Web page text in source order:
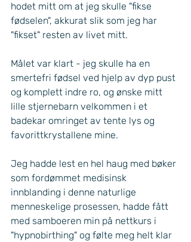
hodet mitt om at jeg skulle "fikse
fødselen", akkurat slik som jeg har
"fikset" resten av livet mitt.
Målet var klart - jeg skulle ha en
smertefri fødsel ved hjelp av dyp pust
og komplett indre ro, og ønske mitt
lille stjernebarn velkommen i et
badekar omringet av tente lys og
favorittkrystallene mine.
Jeg hadde lest en hel haug med bøker
som fordømmet medisinsk
innblanding i denne naturlige
menneskelige prosessen, hadde fått
med samboeren min på nettkurs i
"hypnobirthing" og følte meg helt klar